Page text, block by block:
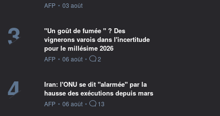
information fournie par
AFP • 03 août
3
"Un goût de fumée " ? Des
vignerons varois dans l'incertitude
pour le millésime 2026
information fournie par
AFP • 06 août • 2
4
Iran: l'ONU se dit "alarmée" par la
hausse des exécutions depuis mars
information fournie par
AFP • 06 août • 13